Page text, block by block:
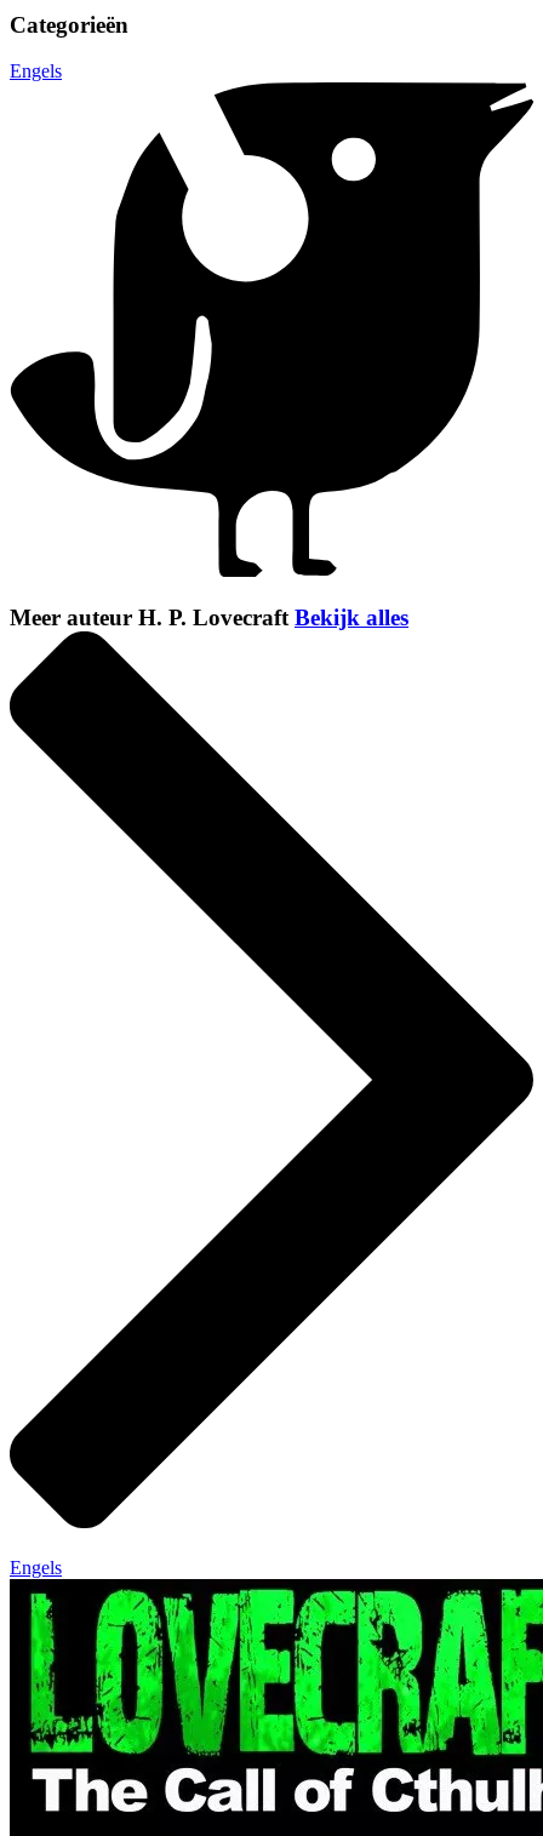
Categorieën
Engels
Meer auteur H. P. Lovecraft Bekijk alles
Engels